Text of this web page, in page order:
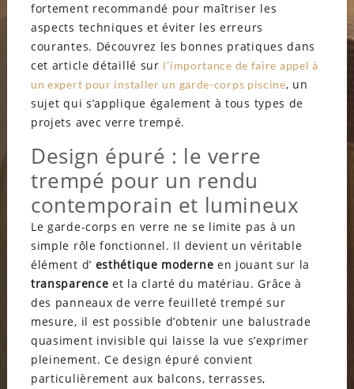
fortement recommandé pour maîtriser les
aspects techniques et éviter les erreurs
courantes. Découvrez les bonnes pratiques dans
cet article détaillé sur l’importance de faire appel à
un expert pour installer un garde-corps piscine, un
sujet qui s’applique également à tous types de
projets avec verre trempé.
Design épuré : le verre
trempé pour un rendu
contemporain et lumineux
Le garde-corps en verre ne se limite pas à un
simple rôle fonctionnel. Il devient un véritable
élément d’ esthétique moderne en jouant sur la
transparence et la clarté du matériau. Grâce à
des panneaux de verre feuilleté trempé sur
mesure, il est possible d’obtenir une balustrade
quasiment invisible qui laisse la vue s’exprimer
pleinement. Ce design épuré convient
particulièrement aux balcons, terrasses,